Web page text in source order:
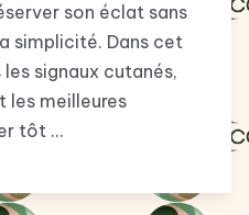
son éclat sans
simplicité. Dans cet
signaux cutanés,
les meilleures
tôt …